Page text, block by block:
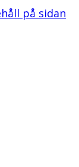
på sidan